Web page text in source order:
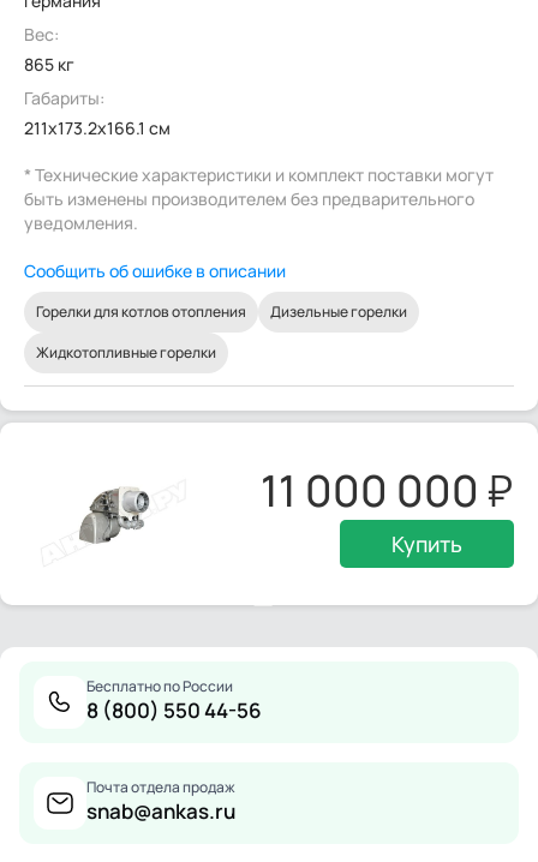
Вес:
865 кг
Габариты:
211x173.2x166.1 см
* Технические характеристики и комплект поставки могут
быть изменены производителем без предварительного
уведомления.
Сообщить об ошибке в описании
Горелки для котлов отопления
Дизельные горелки
Жидкотопливные горелки
11 000 000
Купить
Бесплатно по России
8 (800) 550 44-56
Почта отдела продаж
snab@ankas.ru